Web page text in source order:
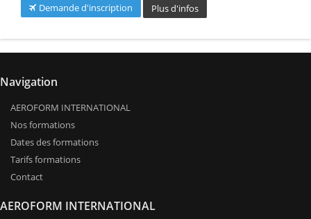
Demande d'inscription Plus d'infos
Navigation
AEROFORM INTERNATIONAL
Nos formations
Dates des formations
Tarifs formations
Contact
AEROFORM INTERNATIONAL